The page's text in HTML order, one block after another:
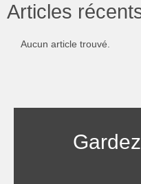
Articles
Aucun article trouvé.